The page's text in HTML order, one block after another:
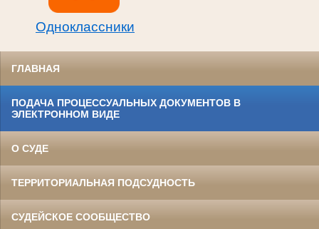
Одноклассники
ГЛАВНАЯ
ПОДАЧА ПРОЦЕССУАЛЬНЫХ ДОКУМЕНТОВ В
ЭЛЕКТРОННОМ ВИДЕ
О СУДЕ
ТЕРРИТОРИАЛЬНАЯ ПОДСУДНОСТЬ
СУДЕЙСКОЕ СООБЩЕСТВО